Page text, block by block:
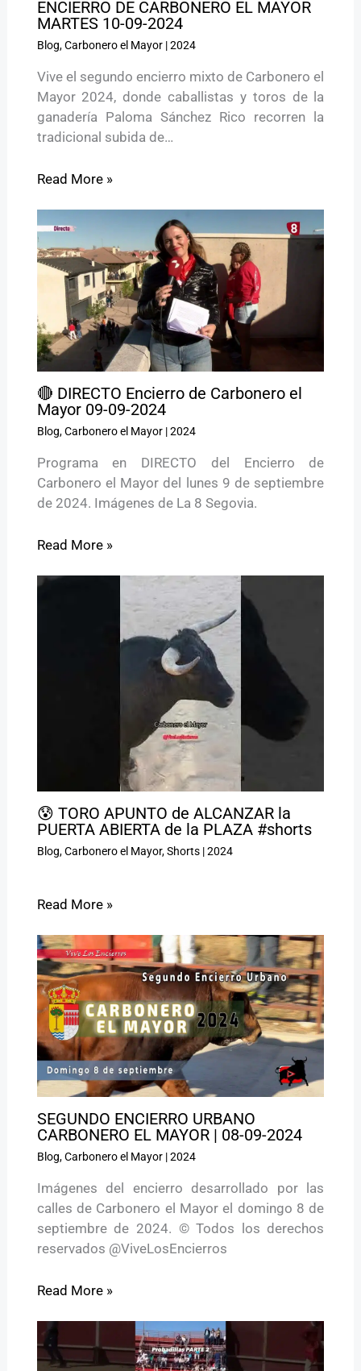
ENCIERRO DE CARBONERO EL MAYOR
MARTES 10-09-2024
Blog,Carbonero el Mayor|2024
Vive el segundo encierro mixto de Carbonero el
Mayor 2024, donde caballistas y toros de la
ganadería Paloma Sánchez Rico recorren la
tradicional subida de…
Read More »
🔴 DIRECTO Encierro de Carbonero el
Mayor 09-09-2024
Blog,Carbonero el Mayor|2024
Programa en DIRECTO del Encierro de
Carbonero el Mayor del lunes 9 de septiembre
de 2024. Imágenes de La 8 Segovia.
Read More »
😰 TORO APUNTO de ALCANZAR la
PUERTA ABIERTA de la PLAZA #shorts
Blog,Carbonero el Mayor,Shorts|2024
Read More »
SEGUNDO ENCIERRO URBANO
CARBONERO EL MAYOR | 08-09-2024
Blog,Carbonero el Mayor|2024
Imágenes del encierro desarrollado por las
calles de Carbonero el Mayor el domingo 8 de
septiembre de 2024. © Todos los derechos
reservados @ViveLosEncierros
Read More »